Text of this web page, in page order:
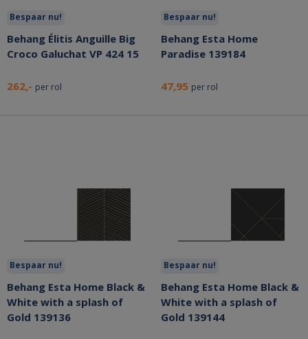
Bespaar nu!
Behang Élitis Anguille Big
Croco Galuchat VP 424 15
262,- per rol
Bespaar nu!
Behang Esta Home
Paradise 139184
47,95 per rol
Bespaar nu!
Behang Esta Home Black &
White with a splash of
Gold 139136
Bespaar nu!
Behang Esta Home Black &
White with a splash of
Gold 139144